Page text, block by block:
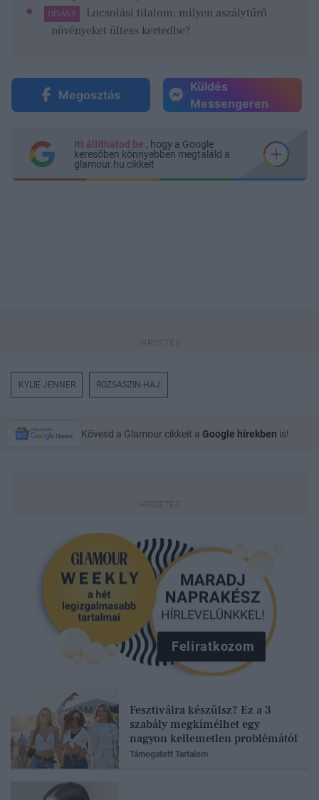
DÍVÁNY
Locsolási tilalom: milyen aszálytűrő
növényeket ültess kertedbe?
Megosztás
Küldés
Messengeren
Itt állíthatod be , hogy a Google
keresőben könnyebben megtaláld a
glamour.hu cikkeit
KYLIE JENNER ROZSASZIN-HAJ
Kövesd a Glamour cikkeit a Google hírekben is!
Feliratkozom
Fesztiválra készülsz? Ez a 3
szabály megkímélhet egy
nagyon kellemetlen problémától
Támogatott Tartalom